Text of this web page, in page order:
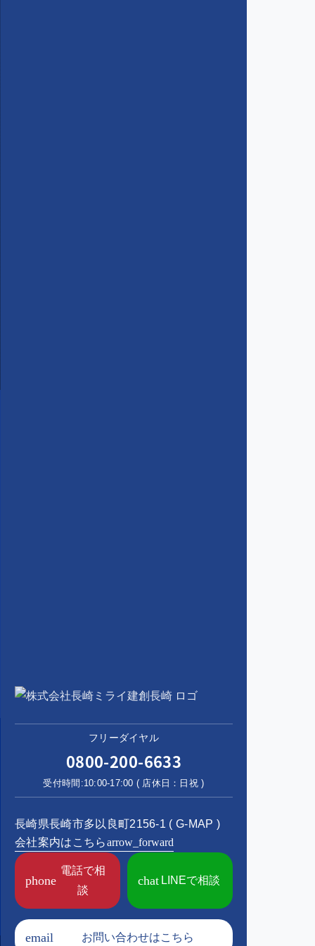
フリーダイヤル
0800-200-6633
受付時間:10:00-17:00 ( 店休日：日祝 )
長崎県長崎市多以良町2156-1 (G-MAP )
会社案内はこちらarrow_forward
phone
電話で相
談
chat LINEで相談
email お問い合わせはこちら